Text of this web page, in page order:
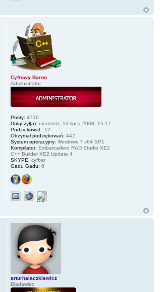
Cyfrowy Baron
Administrator
Posty: 4716
Dołączył(a): niedziela, 13 lipca 2008, 15:17
Podziękował : 12
Otrzymał podziękowań: 442
System operacyjny: Windows 7 x64 SP1
Kompilator: Embarcadero RAD Studio XE2
C++ Builder XE2 Update 4
SKYPE: cyfbar
Gadu Gadu: 0
arturhalaczkiewicz
Bladawiec